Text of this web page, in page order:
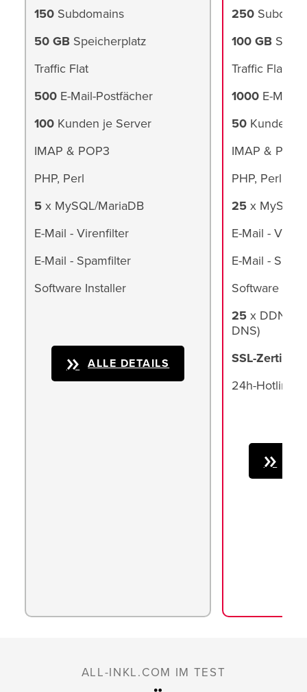
150Subdomains
50 GB Speicherplatz
Traffic Flat
500E-Mail-Postfächer
100Kunden je Server
IMAP & POP3
PHP, Perl
5x MySQL/MariaDB
E-Mail - Virenfilter
E-Mail - Spamfilter
Software Installer
ALLE DETAILS
250
100 GB
Traffic Flat
1000E-Mail-
50Kunden je
IMAP & POP3
PHP, Perl
25x MySQL/
E-Mail -
E-Mail -
Software
25x DDNS
DNS)
SSL-
24h-Hotline
ALL-INKL.COM IM TEST